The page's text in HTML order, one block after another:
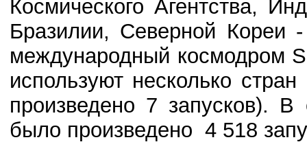
Космического Агентства,
Бразилии, Северной Кореи
международный космодром
используют несколько
произведено 7 запусков).
было произведено 4 518